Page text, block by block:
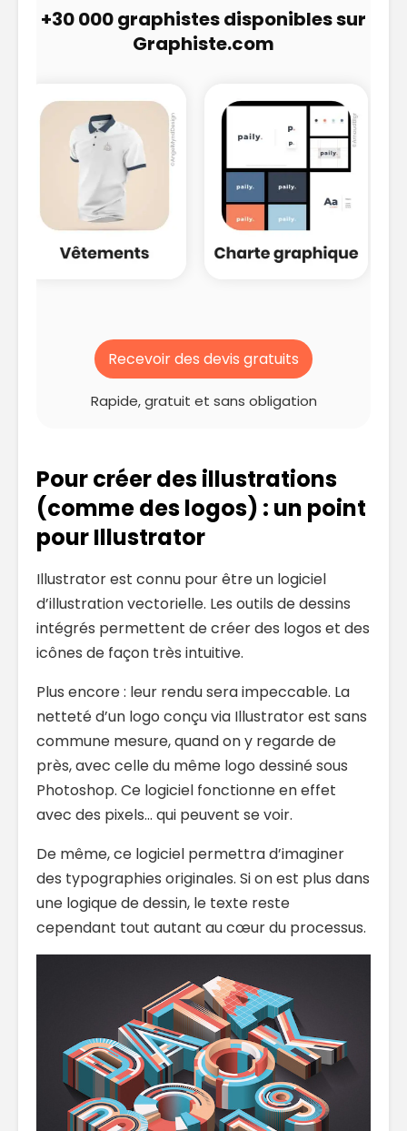
+30 000 graphistes disponibles sur
Graphiste.com
Recevoir des devis gratuits
Rapide, gratuit et sans obligation
Pour créer des illustrations
(comme des logos) : un point
pour Illustrator
Illustrator est connu pour être un logiciel
d’illustration vectorielle. Les outils de dessins
intégrés permettent de créer des logos et des
icônes de façon très intuitive.
Plus encore : leur rendu sera impeccable. La
netteté d’un logo conçu via Illustrator est sans
commune mesure, quand on y regarde de
près, avec celle du même logo dessiné sous
Photoshop. Ce logiciel fonctionne en effet
avec des pixels… qui peuvent se voir.
De même, ce logiciel permettra d’imaginer
des typographies originales. Si on est plus dans
une logique de dessin, le texte reste
cependant tout autant au cœur du processus.